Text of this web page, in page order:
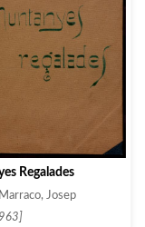
Regalades
Josep